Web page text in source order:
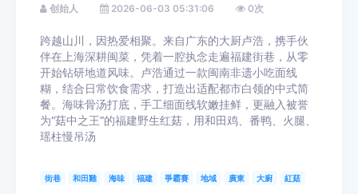
创始人 2026-06-03 05:31:06 0次
跨越山川，因热爱相聚。来自广东的大厨卢浩，携手伙
伴在上海深耕闽菜，凭着一腔执念走遍福建街巷，从零
开始钻研地道风味。卢浩通过一款闽南非遗小吃面线
糊，结合日常饮食需求，打造出适配都市白领的中式简
餐。海味骨汤打底，手工细面线软嫩挂鲜，更融入被誉
为“菇中之王”的福建野生红菇，用和田鸡、番鸭、火腿、
瑶柱慢吊汤
街巷 和田雞 海味 福建 爭霸賽 地域 廣東 大廚 紅菇